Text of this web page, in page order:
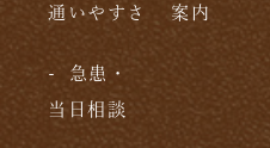
通いやすさ
案内
急患・
当日相談